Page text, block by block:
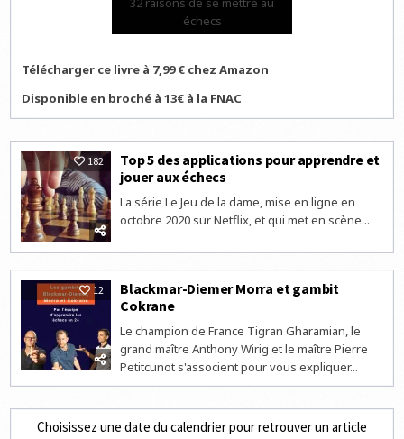
échecs
Télécharger ce livre à 7,99 € chez Amazon
Disponible en broché à 13€ à la FNAC
182
Top 5 des applications pour apprendre et
jouer aux échecs
La série Le Jeu de la dame, mise en ligne en
octobre 2020 sur Netflix, et qui met en scène...
12
Blackmar-Diemer Morra et gambit
Cokrane
Le champion de France Tigran Gharamian, le
grand maître Anthony Wirig et le maître Pierre
Petitcunot s'associent pour vous expliquer...
Choisissez une date du calendrier pour retrouver un article